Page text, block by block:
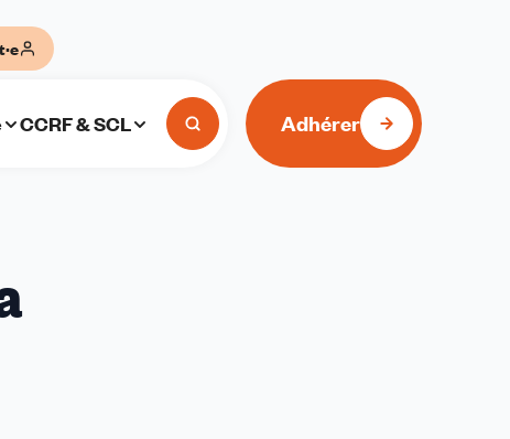
CCRF & SCL Adhérer